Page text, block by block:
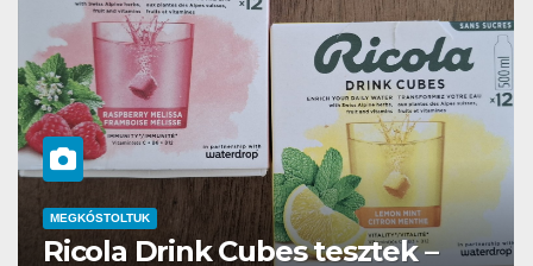
MEGKÓSTOLTUK